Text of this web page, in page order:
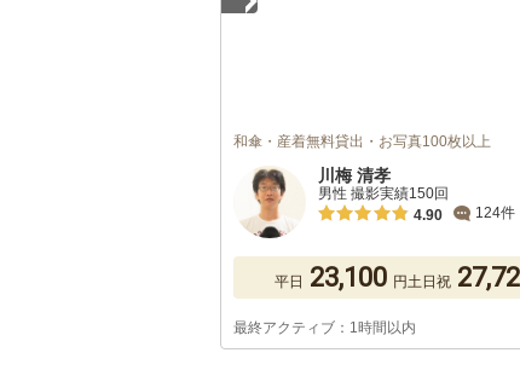
和傘・産着無料貸出・お写真100枚以上
川梅 清孝
男性 撮影実績150回
4.90
124件
平日 23,100 円土日祝
最終アクティブ：1時間以内